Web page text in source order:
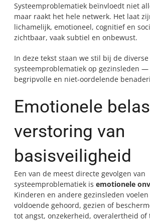
Systeemproblematiek beïnvloedt niet
maar raakt het hele netwerk. Het laat
lichamelijk, emotioneel, cognitief en
zichtbaar, vaak subtiel en onbewust.
In deze tekst staan we stil bij de
systeemproblematiek op gezinsleden
begripvolle en niet-oordelende
Emotionele
verstoring van
basisveiligheid
Een van de meest directe gevolgen van
systeemproblematiek is emotionele
Kinderen en andere gezinsleden
voldoende gehoord, gezien of
tot angst, onzekerheid, overalertheid of